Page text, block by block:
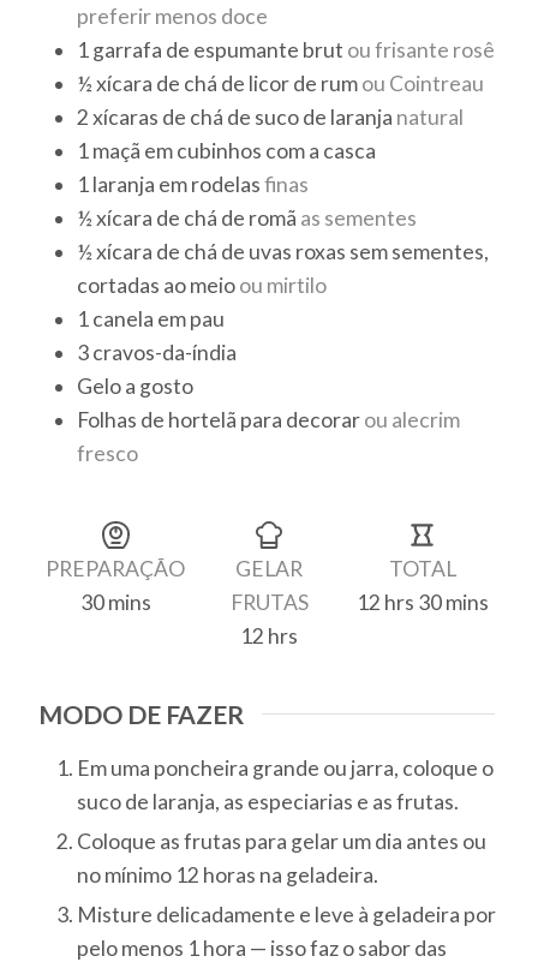
preferir menos doce
1garrafa de espumante brut ou frisante rosê
½ xícara de chá de licor de rumou Cointreau
2 xícaras de chá de suco de laranja natural
1maçã em cubinhos com a casca
1laranja em rodelas finas
½ xícara de chá de romã as sementes
½ xícara de chá de uvas roxas sem sementes,
cortadas ao meioou mirtilo
1canela em pau
3cravos-da-índia
Gelo a gosto
Folhas de hortelã para decorarou alecrim
fresco
PREPARAÇÃO
30minutes
mins
Finalização
GELAR
FRUTAS
12 hours
hrs
TOTAL
12hours
hrs 30minutes
mins
MODO DE FAZER
Em uma poncheira grande ou jarra, coloque o
suco de laranja, as especiarias e as frutas.
Coloque as frutas para gelar um dia antes ou
no mínimo 12 horas na geladeira.
Misture delicadamente e leve à geladeira por
pelo menos 1 hora — isso faz o sabor das